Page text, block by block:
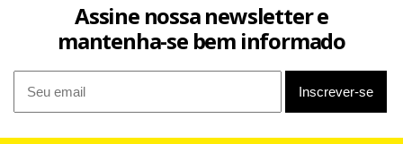
Assine nossa newsletter e
mantenha-se bem informado